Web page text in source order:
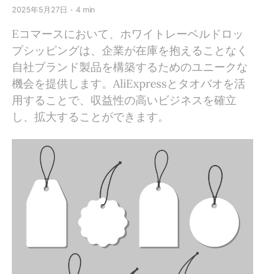
ことができます。
詳細はこちら
2025年5月27日 4 min
Eコマースにおいて、ホワイトレーベルドロッ
プシッピングは、企業が在庫を抱えることなく
自社ブランド製品を構築するためのユニークな
機会を提供します。AliExpressとタオバオを活
用することで、収益性の高いビジネスを確立
し、拡大することができます。